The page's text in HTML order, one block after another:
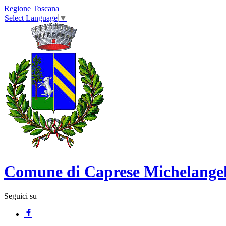
Regione Toscana
Select Language ▼
Comune di Caprese
Seguici su